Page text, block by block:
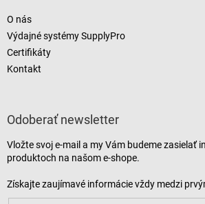
O nás
Výdajné systémy SupplyPro
Certifikáty
Kontakt
Odoberať newsletter
Vložte svoj e-mail a my Vám budeme zasielať
produktoch na našom e-shope.